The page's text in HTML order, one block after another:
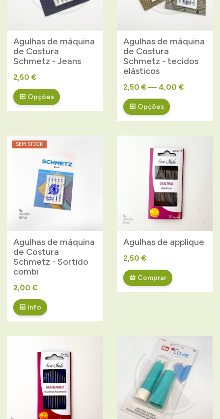
Agulhas de máquina
de Costura
Schmetz - Jeans
2,50 €
Opções
Agulhas de máquina
de Costura
Schmetz - tecidos
elásticos
2,50 € — 4,00 €
Opções
SEM STOCK
Agulhas de máquina
de Costura
Schmetz - Sortido
combi
2,00 €
Info
Agulhas de applique
2,50 €
Comprar